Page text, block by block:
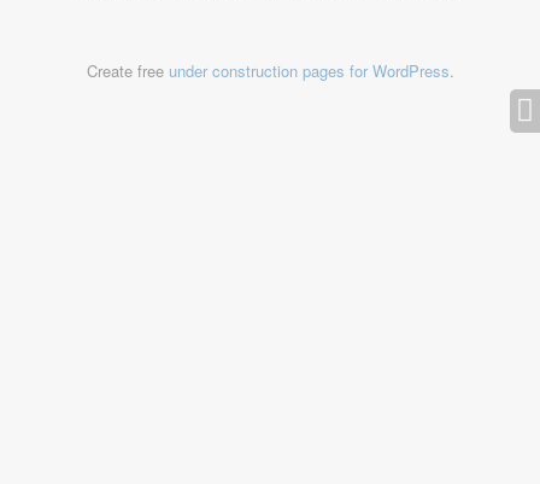
Create free under construction pages for WordPress.